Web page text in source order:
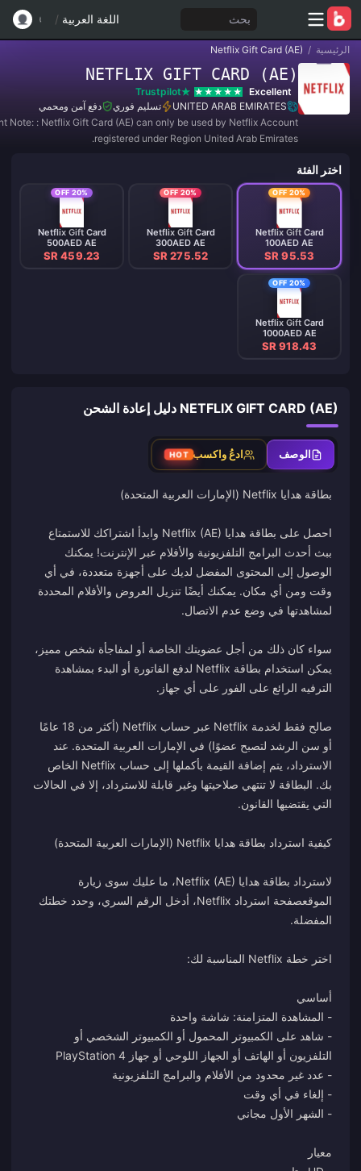
بحث اللغة العربية /
الرئيسية /
Netflix Gift Card (AE)
NETFLIX GIFT CARD (AE)
Excellent
Trustpilot
UNITED ARAB EMIRATES
تسليم فوري
دفع آمن ومحمي
Note: : Netflix Gift Card (AE) can only be used by Netflix Account
registered under Region United Arab Emirates.
اختر الفئة
20% OFF
Netflix Gift Card
100AED AE
SR 95.53
20% OFF
Netflix Gift Card
300AED AE
SR 275.52
20% OFF
Netflix Gift Card
500AED AE
SR 459.23
20% OFF
Netflix Gift Card
1000AED AE
SR 918.43
NETFLIX GIFT CARD (AE) دليل إعادة الشحن
الوصف ادعُ واكسب HOT
احصل على بطاقة هدايا Netflix (AE) وابدأ اشتراكك للاستمتاع
ببث أحدث البرامج التلفزيونية والأفلام عبر الإنترنت! يمكنك
الوصول إلى المحتوى المفضل لديك على أجهزة متعددة، في أي
وقت ومن أي مكان. يمكنك أيضًا تنزيل العروض والأفلام المحددة
سواء كان ذلك من أجل عضويتك الخاصة أو لمفاجأة شخص مميز،
يمكن استخدام بطاقة Netflix لدفع الفاتورة أو البدء بمشاهدة
صالح فقط لخدمة Netflix عبر حساب Netflix (أكثر من 18 عامًا
أو سن الرشد لتصبح عضوًا) في الإمارات العربية المتحدة. عند
الاسترداد، يتم إضافة القيمة بأكملها إلى حساب Netflix الخاص
بك. البطاقة لا تنتهي صلاحيتها وغير قابلة للاسترداد، إلا في الحالات
لاسترداد بطاقة هدايا Netflix (AE)، ما عليك سوى زيارة
الموقعصفحة استرداد Netflix
، أدخل الرقم السري، وحدد خطتك
- شاهد على الكمبيوتر المحمول أو الكمبيوتر الشخصي أو